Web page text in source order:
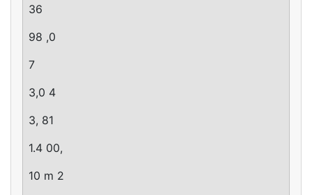
36
98 ,0
7
3,0 4
3, 81
1.4 00,
10 m 2